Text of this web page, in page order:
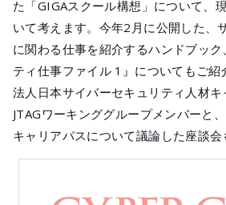
た「GIGAスクール構想」について、
いて考えます。今年2月に公開した、
に関わる仕事を紹介するハンドブック
ティ仕事ファイル 1』についてもご紹
法人日本サイバーセキュリティ人材
JTAGワーキンググループメンバーと
キャリアパスについて議論した座談会